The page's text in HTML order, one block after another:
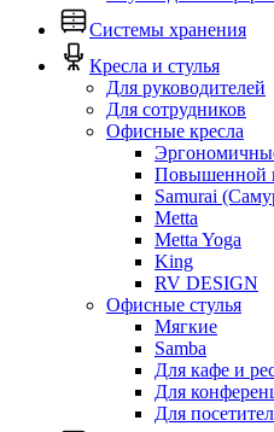
Системы хранения
Кресла и стулья
Для руководителей
Для сотрудников
Офисные кресла
Повышенной
Samurai
Metta
Metta Yoga
King
RV DESIGN
Офисные стулья
Мягкие
Samba
Для кафе и
Для
Для